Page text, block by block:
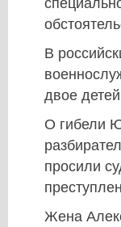
В
двое
О гибели
просили
Жена